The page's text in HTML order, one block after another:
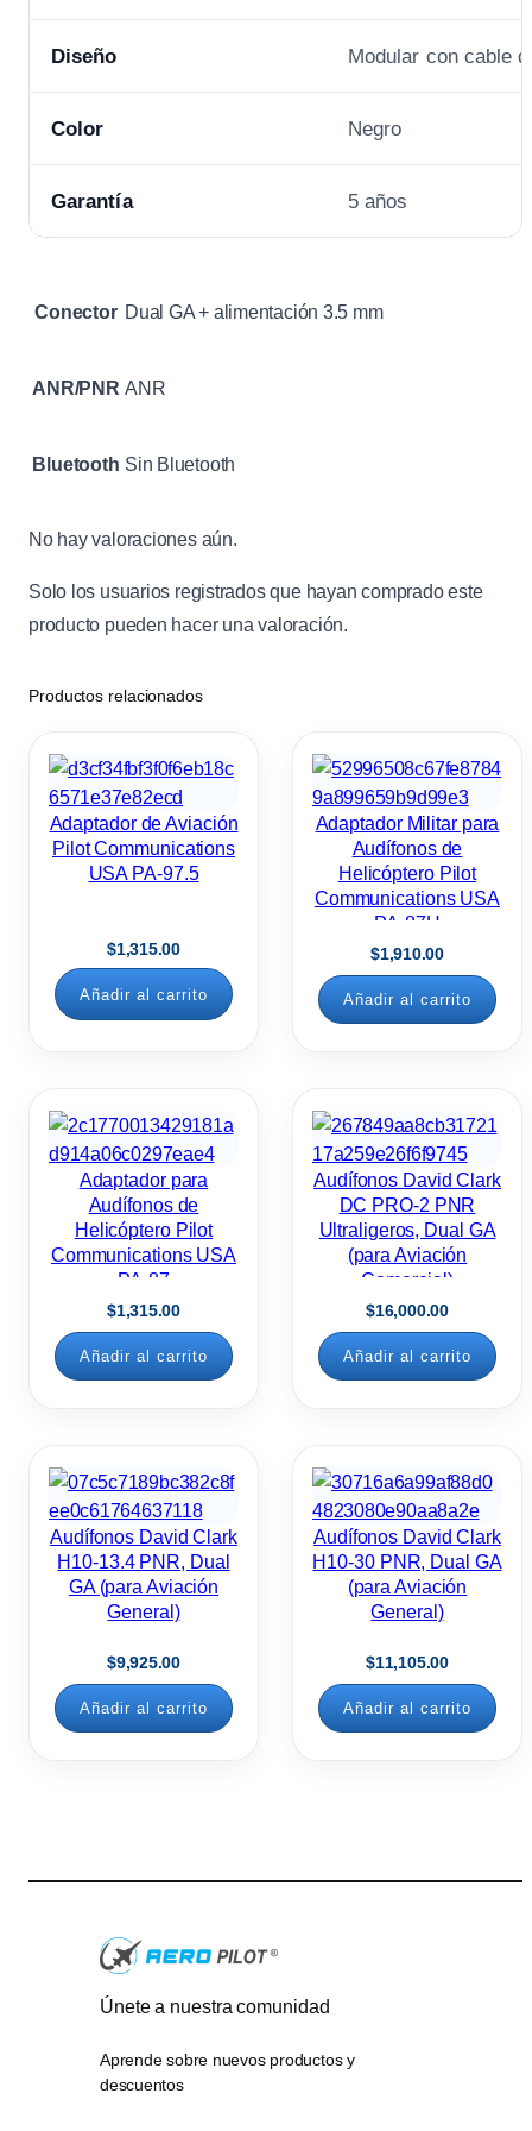
Diseño Modular con cable
Color Negro
Garantía 5 años
Conector Dual GA + alimentación 3.5 mm
ANR/PNR ANR
Bluetooth Sin Bluetooth
No hay valoraciones aún.
Solo los usuarios registrados que hayan comprado este
producto pueden hacer una valoración.
Productos relacionados
Adaptador de Aviación
Pilot Communications
USA PA-97.5
$1,315.00
Añadir al carrito
Adaptador Militar para
Audífonos de
Helicóptero Pilot
Communications USA
PA-87H
$1,910.00
Añadir al carrito
Adaptador para
Audífonos de
Helicóptero Pilot
Communications USA
PA-87
$1,315.00
Añadir al carrito
Audífonos David Clark
DC PRO-2 PNR
Ultraligeros, Dual GA
(para Aviación
Comercial)
$16,000.00
Añadir al carrito
Audífonos David Clark
H10-13.4 PNR, Dual
GA (para Aviación
General)
$9,925.00
Añadir al carrito
Audífonos David Clark
H10-30 PNR, Dual GA
(para Aviación
General)
$11,105.00
Añadir al carrito
Únete a nuestra comunidad
Aprende sobre nuevos productos y
descuentos